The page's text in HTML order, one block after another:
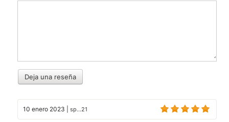
Deja una reseña
10 enero 2023 sp...21